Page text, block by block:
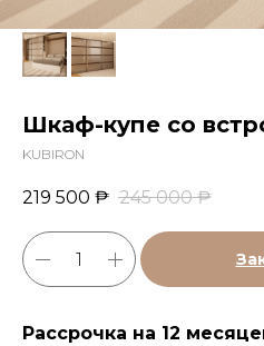
Шкаф-купе со
KUBIRON
219 500 ₱ 245 000 ₱
Рассрочка на 12